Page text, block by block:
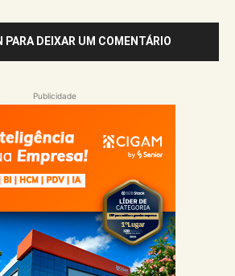
PARA DEIXAR UM COMENTÁRIO
Publicidade